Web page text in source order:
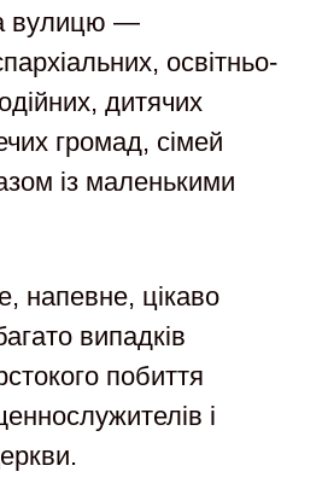
вулицю —
освітньо-
дитячих
громад, сімей
із маленькими
напевне, цікаво
випадків
побиття
і